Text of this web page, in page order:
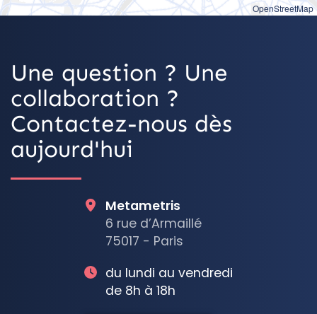
OpenStreetMap
Une question ? Une
collaboration ?
Contactez-nous dès
aujourd'hui
Metametris
6 rue d’Armaillé
75017 - Paris
du lundi au vendredi
de 8h à 18h